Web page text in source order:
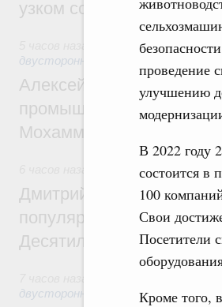
проведение
улучшению
В 2022 году
состоится в
100
Свои
Посетители
Кроме того,
узком составе
Экономические
двусторонней основе
Алексей Оверчук
промышленности,
Мохаммадом Атабаком
Внутренний и
Дмитрий Чернышенко:
популярного туризма в
Десятилетия науки и
двусторонней основе